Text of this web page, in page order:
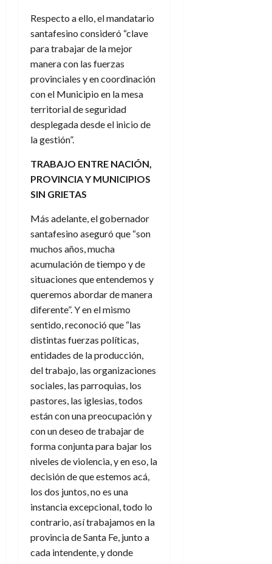
Respecto a ello, el mandatario
santafesino consideró “clave
para trabajar de la mejor
manera con las fuerzas
provinciales y en coordinación
con el Municipio en la mesa
territorial de seguridad
desplegada desde el inicio de
la gestión”.
TRABAJO ENTRE NACIÓN,
PROVINCIA Y MUNICIPIOS
SIN GRIETAS
Más adelante, el gobernador
santafesino aseguró que “son
muchos años, mucha
acumulación de tiempo y de
situaciones que entendemos y
queremos abordar de manera
diferente”. Y en el mismo
sentido, reconoció que “las
distintas fuerzas políticas,
entidades de la producción,
del trabajo, las organizaciones
sociales, las parroquias, los
pastores, las iglesias, todos
están con una preocupación y
con un deseo de trabajar de
forma conjunta para bajar los
niveles de violencia, y en eso, la
decisión de que estemos acá,
los dos juntos, no es una
instancia excepcional, todo lo
contrario, así trabajamos en la
provincia de Santa Fe, junto a
cada intendente, y donde